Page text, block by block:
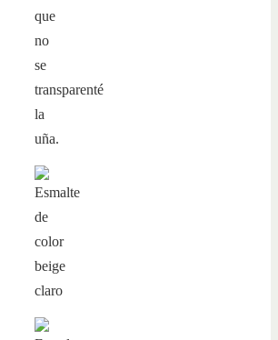
que
no
se
transparenté
la
uña.